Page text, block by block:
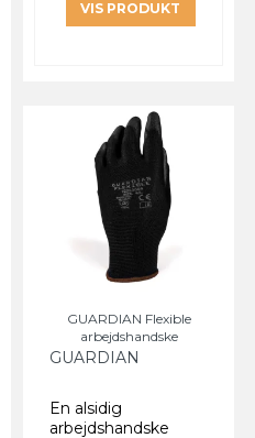
VIS PRODUKT
GUARDIAN Flexible
arbejdshandske
GUARDIAN
En alsidig
arbejdshandske